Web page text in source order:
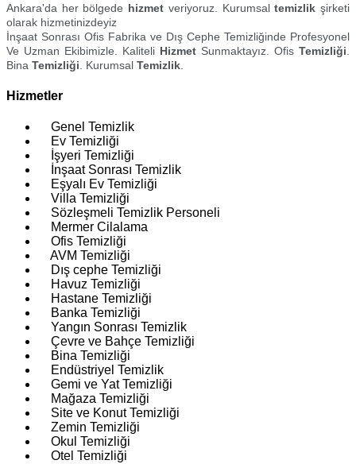
Ankara'da her bölgede hizmet veriyoruz. Kurumsaltemizlik şirketi
olarak hizmetinizdeyiz
İnşaat Sonrası Ofis Fabrika ve Dış Cephe Temizliğinde Profesyonel
Ve Uzman Ekibimizle. Kaliteli Hizmet Sunmaktayız. Ofis Temizliği
Bina Temizliği . Kurumsal Temizlik
Hizmetler
Genel Temizlik
Ev Temizliği
İşyeri Temizliği
İnşaat Sonrası Temizlik
Eşyalı Ev Temizliği
Villa Temizliği
Sözleşmeli Temizlik Personeli
Mermer Cilalama
Ofis Temizliği
AVM Temizliği
Dış cephe Temizliği
Havuz Temizliği
Hastane Temizliği
Banka Temizliği
Yangın Sonrası Temizlik
Çevre ve Bahçe Temizliği
Bina Temizliği
Endüstriyel Temizlik
Gemi ve Yat Temizliği
Mağaza Temizliği
Site ve Konut Temizliği
Zemin Temizliği
Okul Temizliği
Otel Temizliği